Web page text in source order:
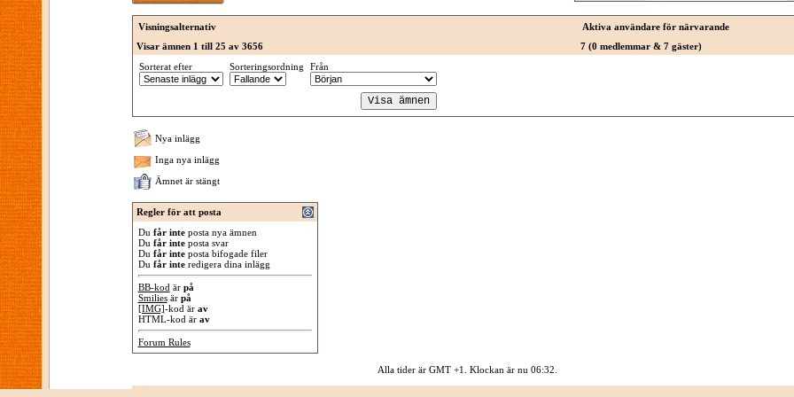
Visningsalternativ
Aktiva användare för närvarande
Visar ämnen 1 till 25 av 3656
7 (0 medlemmar & 7 gäster)
Sorterat efter
Sorteringsordning Från
Nya inlägg
Inga nya inlägg
Ämnet är stängt
Regler för att posta
Du får inteposta nya ämnen
Du får inteposta svar
Du får inteposta bifogade filer
Du får interedigera dina inlägg
BB-kod är på
Smiliesär på
[IMG]-kod är av
HTML-kod är av
Forum Rules
Alla tider är GMT +1. Klockan är nu 06:32